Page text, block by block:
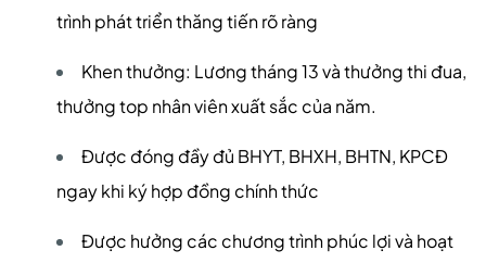
trình phát triển thăng tiến rõ ràng
Khen thưởng: Lương tháng 13 và thưởng thi đua,
thưởng top nhân viên xuất sắc của năm.
Được đóng đầy đủ BHYT, BHXH, BHTN, KPCĐ
ngay khi ký hợp đồng chính thức
Được hưởng các chương trình phúc lợi và hoạt